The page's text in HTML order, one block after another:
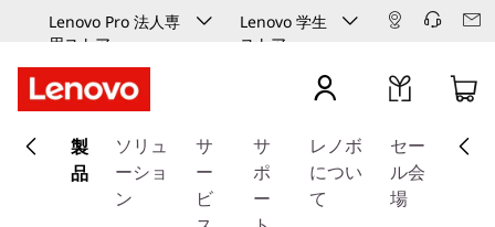
Lenovo Pro 法人専
用ストア
Lenovo 学生
ストア
イ
製
品
ソリュ
ーショ
ン
サ
ー
ビ
サ
ポ
ー
レノボ
につい
て
セー
ル会
場